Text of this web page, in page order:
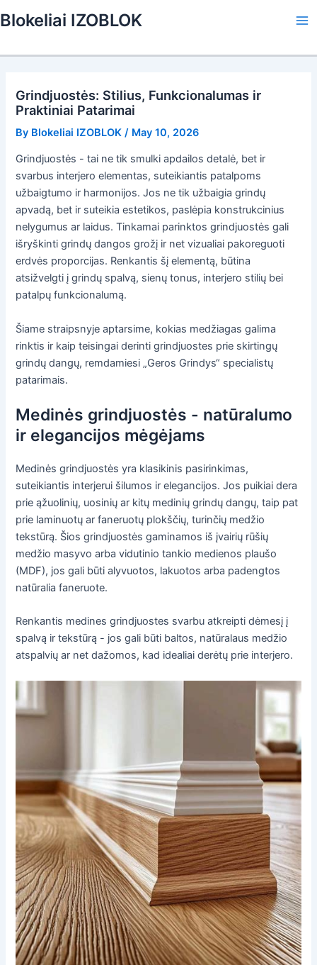
to
Blokeliai IZOBLOK
Grindjuostės: Stilius, Funkcionalumas ir
Praktiniai Patarimai
By Blokeliai IZOBLOK / May 10, 2026
Grindjuostės - tai ne tik smulki apdailos detalė, bet ir
svarbus interjero elementas, suteikiantis patalpoms
užbaigtumo ir harmonijos. Jos ne tik užbaigia grindų
apvadą, bet ir suteikia estetikos, paslėpia konstrukcinius
nelygumus ar laidus. Tinkamai parinktos grindjuostės gali
išryškinti grindų dangos grožį ir net vizualiai pakoreguoti
erdvės proporcijas. Renkantis šį elementą, būtina
atsižvelgti į grindų spalvą, sienų tonus, interjero stilių bei
patalpų funkcionalumą.
Šiame straipsnyje aptarsime, kokias medžiagas galima
rinktis ir kaip teisingai derinti grindjuostes prie skirtingų
grindų dangų, remdamiesi „Geros Grindys“ specialistų
patarimais.
Medinės grindjuostės - natūralumo
ir elegancijos mėgėjams
Medinės grindjuostės yra klasikinis pasirinkimas,
suteikiantis interjerui šilumos ir elegancijos. Jos puikiai dera
prie ąžuolinių, uosinių ar kitų medinių grindų dangų, taip pat
prie laminuotų ar faneruotų plokščių, turinčių medžio
tekstūrą. Šios grindjuostės gaminamos iš įvairių rūšių
medžio masyvo arba vidutinio tankio medienos plaušo
(MDF), jos gali būti alyvuotos, lakuotos arba padengtos
natūralia faneruote.
Renkantis medines grindjuostes svarbu atkreipti dėmesį į
spalvą ir tekstūrą - jos gali būti baltos, natūralaus medžio
atspalvių ar net dažomos, kad idealiai derėtų prie interjero.